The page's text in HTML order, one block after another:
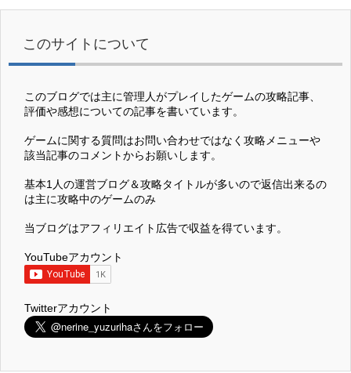
このサイトについて
このブログでは主に管理人がプレイしたゲームの攻略記事、
評価や感想についての記事を書いています。
ゲームに関する質問はお問い合わせではなく攻略メニューや
該当記事のコメントからお願いします。
基本1人の運営ブログ＆攻略タイトルが多いので返信出来るの
は主に攻略中のゲームのみ
当ブログはアフィリエイト広告で収益を得ています。
YouTubeアカウント
Twitterアカウント